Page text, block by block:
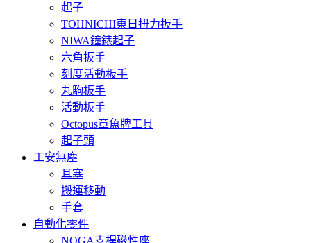
起子
TOHNICHI東日扭力扳手
NIWA鐘錶起子
六角扳手
刻度活動板手
丸駒板手
活動板手
Octopus章魚牌工具
起子頭
工安無塵
耳塞
搬運移動
手套
自動化零件
NOGA支桿磁性座